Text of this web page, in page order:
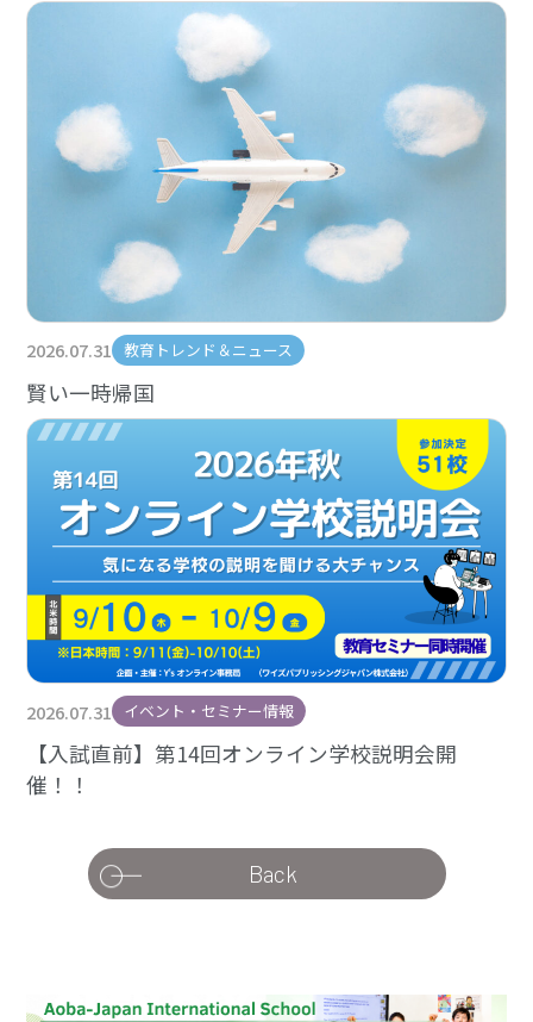
2026.07.31 教育トレンド＆ニュース
賢い一時帰国
2026.07.31 イベント・セミナー情報
【入試直前】第14回オンライン学校説明会開
催！！
Back